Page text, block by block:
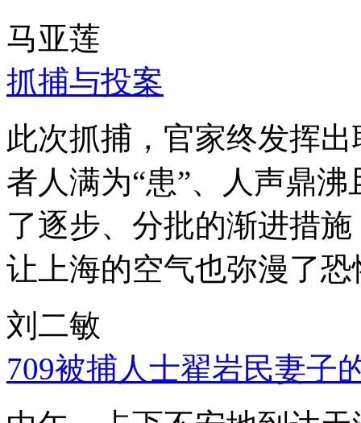
马亚莲
抓捕与投案
此次抓捕，官家终发挥
者人满为“患”、人声鼎
了逐步、分批的渐进措
让上海的空气也弥漫了
刘二敏
709被捕人士翟岩民妻子